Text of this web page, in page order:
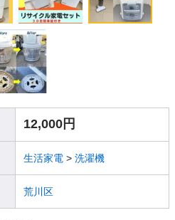
12,000円
生活家電 > 洗濯機
荒川区